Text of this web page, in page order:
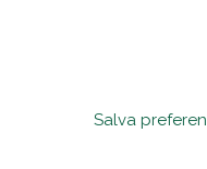
Salva